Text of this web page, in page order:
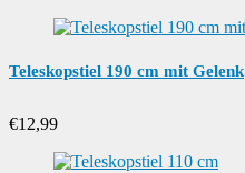
Teleskopstiel 190 cm mit Gelenk
€12,99